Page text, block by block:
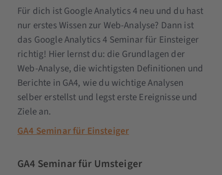
Für dich ist Google Analytics 4 neu und du hast
nur erstes Wissen zur Web-Analyse? Dann ist
das Google Analytics 4 Seminar für Einsteiger
richtig! Hier lernst du: die Grundlagen der
Web-Analyse, die wichtigsten Definitionen und
Berichte in GA4, wie du wichtige Analysen
selber erstellst und legst erste Ereignisse und
Ziele an.
GA4 Seminar für Einsteiger
GA4 Seminar für Umsteiger